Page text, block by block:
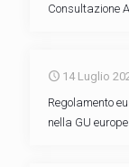
Consultazione
14 Luglio
Regolamento
nella GU